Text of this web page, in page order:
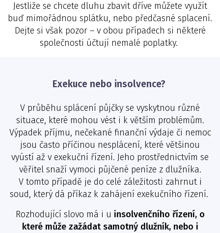
Jestliže se chcete dluhu zbavit dříve můžete využít
buď mimořádnou splátku, nebo předčasné splacení.
Dejte si však pozor – v obou případech si některé
společnosti účtují nemalé poplatky.
Exekuce nebo insolvence?
V průběhu splácení půjčky se vyskytnou různé
situace, které mohou vést i k větším problémům.
Výpadek příjmu, nečekané finanční výdaje či nemoc
jsou často příčinou nesplácení, které většinou
vyústí až v exekuční řízení. Jeho prostřednictvím se
věřitel snaží vymoci půjčené peníze z dlužníka.
V tomto případě je do celé záležitosti zahrnut i
soud, který dá příkaz k zahájení exekučního řízení.
Rozhodující slovo má i u insolvenčního řízení, o
které může zažádat samotný dlužník, nebo i